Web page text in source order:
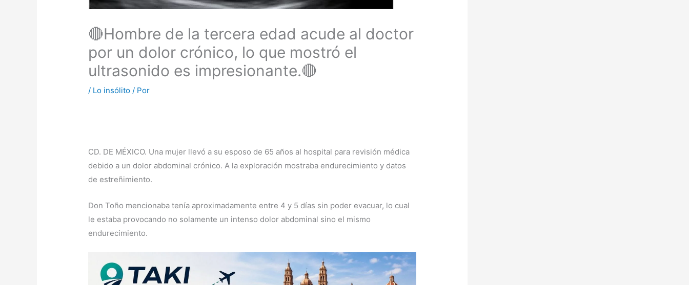
🔴Hombre de la tercera edad acude al doctor
por un dolor crónico, lo que mostró el
ultrasonido es impresionante.🔴
/ Lo insólito / Por
CD. DE MÉXICO. Una mujer llevó a su esposo de 65 años al hospital para revisión médica
debido a un dolor abdominal crónico. A la exploración mostraba endurecimiento y datos
de estreñimiento.
Don Toño mencionaba tenía aproximadamente entre 4 y 5 días sin poder evacuar, lo cual
le estaba provocando no solamente un intenso dolor abdominal sino el mismo
endurecimiento.